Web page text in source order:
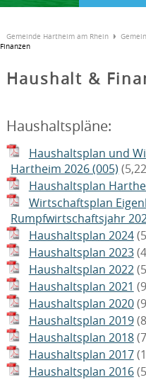
Gemeinde Hartheim am Rhein
Finanzen
Haushalt &
Haushaltspläne:
Haushaltsplan und
Hartheim 2026 (005)
Haushaltsplan
Wirtschaftsplan
Rumpfwirtschaftsjahr
Haushaltsplan 2024
Haushaltsplan 2023
Haushaltsplan 2022
Haushaltsplan 2021
Haushaltsplan 2020
Haushaltsplan 2019
Haushaltsplan 2018
Haushaltsplan 2017
Haushaltsplan 2016